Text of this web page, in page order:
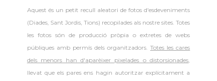
Aquest és un petit recull aleatori defotos d'esdeveniments
(Diades, Sant Jordis, Tions) recopilades als nostre sites. Totes
les fotos són de producció pròpia o extretes de webs
públiques amb permís dels organitzadors.Totes les cares
dels menors han d'aparèixer pixelades o distorsionades,
llevat que els pares ens hagin autoritzar explícitament a